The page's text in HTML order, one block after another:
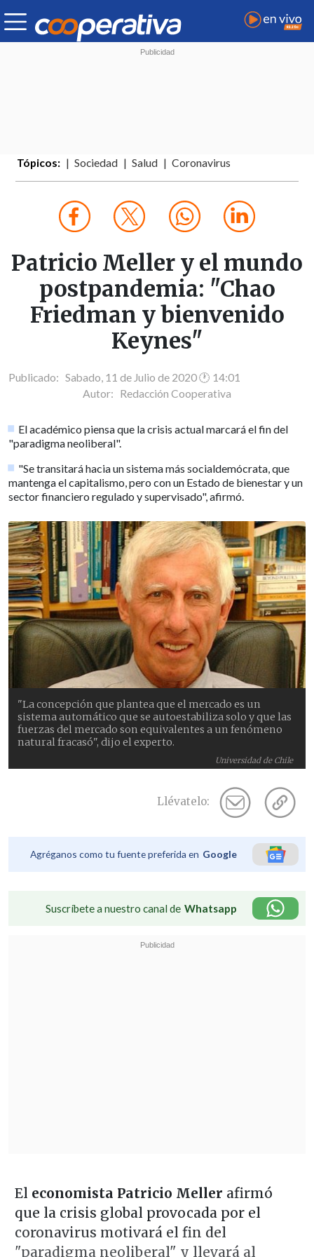
Tópicos: Sociedad Salud Coronavirus
Patricio Meller y el mundo
postpandemia: "Chao
Friedman y bienvenido
Keynes"
Publicado: Sabado, 11 de Julio de 2020 🕐 14:01
Autor: Redacción Cooperativa
El académico piensa que la crisis actual marcará el fin del
"paradigma neoliberal".
"Se transitará hacia un sistema más socialdemócrata, que
mantenga el capitalismo, pero con un Estado de bienestar y un
sector financiero regulado y supervisado", afirmó.
Universidad de Chile
"La concepción que plantea que el mercado es un
sistema automático que se autoestabiliza solo y que las
fuerzas del mercado son equivalentes a un fenómeno
natural fracasó", dijo el experto.
Llévatelo:
Agréganos como tu fuente preferida en Google
Suscríbete a nuestro canal de Whatsapp
El economista Patricio Meller afirmó
que la crisis global provocada por el
coronavirus motivará el fin del
"paradigma neoliberal" y llevará al